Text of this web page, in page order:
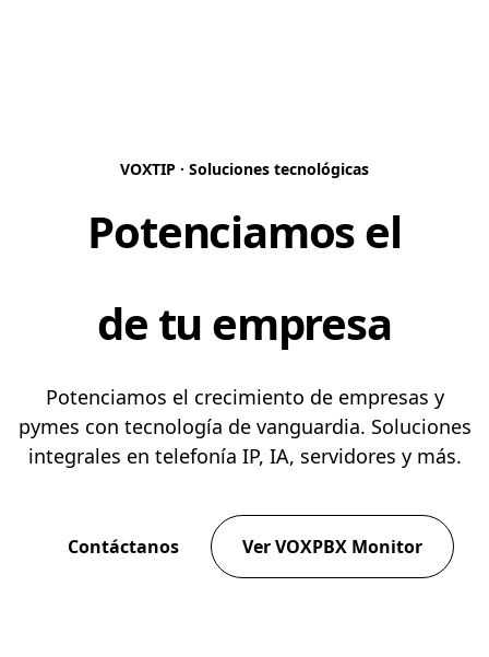
VOXTIP · Soluciones tecnológicas
Potenciamos el
de tu empresa
Potenciamos el crecimiento de empresas y
pymes con tecnología de vanguardia. Soluciones
integrales en telefonía IP, IA, servidores y más.
Contáctanos Ver VOXPBX Monitor